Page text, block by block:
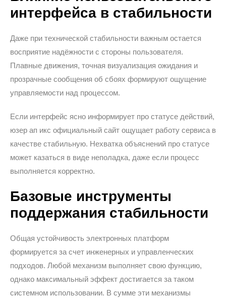
интерфейса в стабильности
Даже при технической стабильности важным остается
восприятие надёжности с стороны пользователя.
Плавные движения, точная визуализация ожидания и
прозрачные сообщения об сбоях формируют ощущение
управляемости над процессом.
Если интерфейс ясно информирует про статусе действий,
юзер ап икс официальный сайт ощущает работу сервиса в
качестве стабильную. Нехватка объяснений про статусе
может казаться в виде неполадка, даже если процесс
выполняется корректно.
Базовые инструменты
поддержания стабильности
Общая устойчивость электронных платформ
формируется за счет инженерных и управленческих
подходов. Любой механизм выполняет свою функцию,
однако максимальный эффект достигается за таком
системном использовании. В сумме эти механизмы